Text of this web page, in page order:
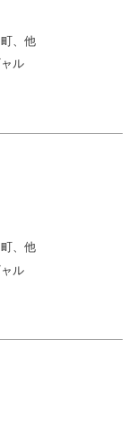
、他
ル
、他
ル